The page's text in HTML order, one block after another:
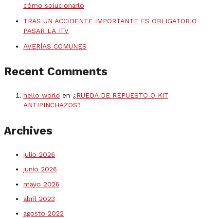
cómo solucionarlo
TRAS UN ACCIDENTE IMPORTANTE ES OBLIGATORIO
PASAR LA ITV
AVERÍAS COMUNES
Recent Comments
hello world en ¿RUEDA DE REPUESTO O KIT
ANTIPINCHAZOS?
Archives
julio 2026
junio 2026
mayo 2026
abril 2023
agosto 2022